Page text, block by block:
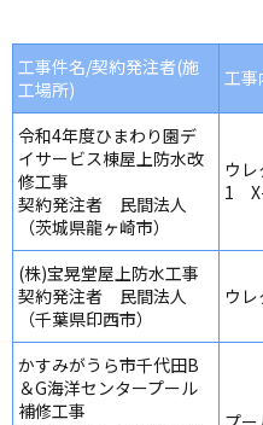
工事件名/契約発注者(施
工場所)
工
令和4年度ひまわり園デ
イサービス棟屋上防水改
修工事
契約発注者 民間法人
（茨城県龍ヶ崎市）
ウ
1
(株)宝晃堂屋上防水工事
契約発注者 民間法人
（千葉県印西市）
ウ
かすみがうら市千代田B
＆G海洋センタープール
補修工事